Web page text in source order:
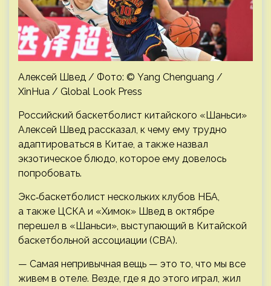
Алексей Швед / Фото: © Yang Chenguang /
XinHua / Global Look Press
Российский баскетболист китайского «Шаньси»
Алексей Швед рассказал, к чему ему трудно
адаптироваться в Китае, а также назвал
экзотическое блюдо, которое ему довелось
попробовать.
Экс‑баскетболист нескольких клубов НБА,
а также ЦСКА и «Химок» Швед в октябре
перешел в «Шаньси», выступающий в Китайской
баскетбольной ассоциации (CBA).
— Самая непривычная вещь — это то, что мы все
живем в отеле. Везде, где я до этого играл, жил